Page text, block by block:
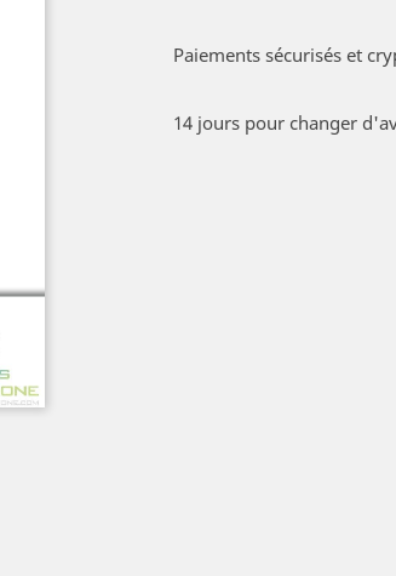
Paiements sécurisés et
14 jours pour changer